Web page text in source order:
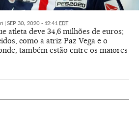
SEP 30, 2020 - 12:41 EDT
atleta deve 34,6 milhões de euros;
como a atriz Paz Vega e o
também estão entre os maiores